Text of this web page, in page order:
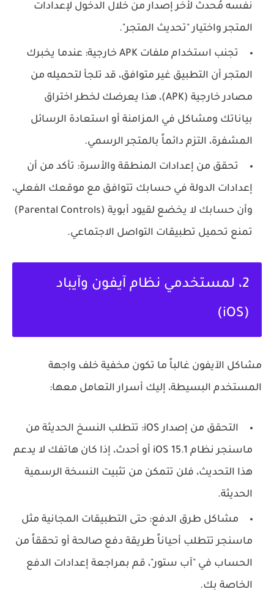
نفسه مُحدث لأخر إصدار من خلال الدخول لإعدادات
المتجر واختيار "تحديث المتجر".
تجنب استخدام ملفات APK خارجية:
عندما يخبرك
المتجر أن التطبيق غير متوافق، قد تلجأ لتحميله من
مصادر خارجية (APK)، هذا يعرضك لخطر اختراق
بياناتك ومشاكل في المزامنة أو استعادة الرسائل
المشفرة، التزم دائماً بالمتجر الرسمي.
تحقق من إعدادات المنطقة والأسرة: تأكد من أن
إعدادات الدولة في حسابك تتوافق مع موقعك الفعلي،
وأن حسابك لا يخضع لقيود أبوية (Parental Controls)
تمنع تحميل تطبيقات التواصل الاجتماعي.
2، لمستخدمي نظام آيفون وآيباد
(iOS)
مشاكل الآيفون غالباً ما تكون مخفية خلف واجهة
المستخدم البسيطة، إليك أسرار التعامل معها:
التحقق من إصدار iOS:
تتطلب النسخ الحديثة من
ماسنجر نظام iOS 15.1 أو أحدث
، إذا كان هاتفك لا يدعم
هذا التحديث، فلن تتمكن من تثبيت النسخة الرسمية
الحديثة.
مشاكل طرق الدفع: حتى التطبيقات المجانية مثل
ماسنجر تتطلب أحياناً طريقة دفع صالحة أو تحققاً من
الحساب في "آب ستور"، قم بمراجعة إعدادات الدفع
الخاصة بك.